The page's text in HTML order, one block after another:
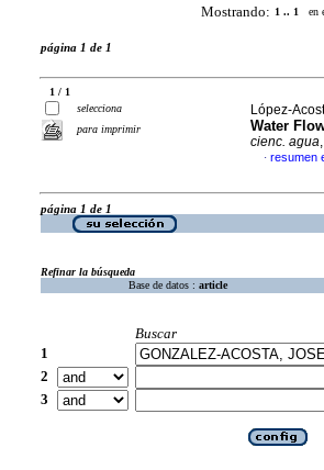
Mostrando: 1 .. 1 en
página 1 de 1
1 / 1
selecciona
para imprimir
López-
Water
cienc. agua
· resumen
página 1 de 1
Refinar la búsqueda
Base de datos : article
Buscar
1
2
3